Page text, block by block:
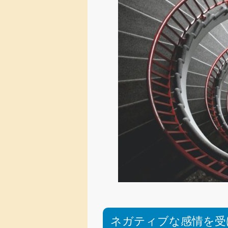
ネガティブな感情を